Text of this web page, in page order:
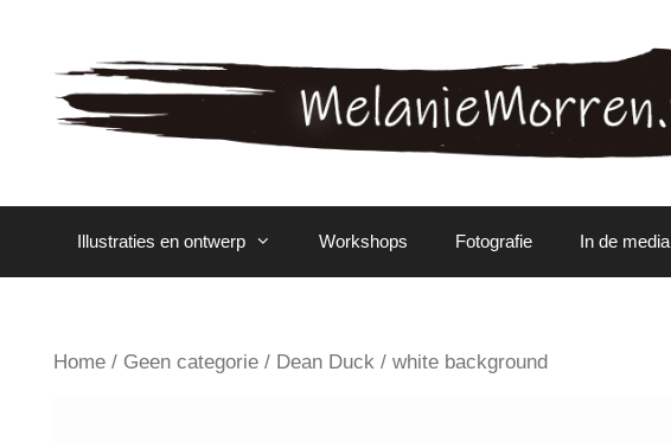
inhoud
Illustraties en ontwerp Workshops Fotografie In de media
Home/ Geen categorie/ Dean Duck / white background